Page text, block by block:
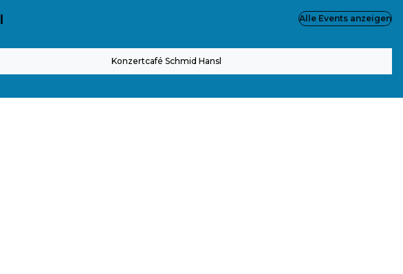
Konzertcafé Schmid Hansl
Alle Events anzeigen